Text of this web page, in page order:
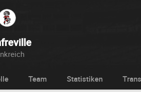
Team Statistiken